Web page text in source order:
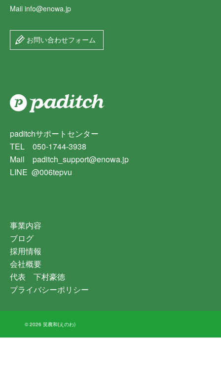
Mail info@enowa.jp
お問い合わせフォーム
paditchサポートセンター
TEL 050-1744-3938
Mail paditch_support@enowa.jp
LINE @006tepvu
事業内容
ブログ
採用情報
会社概要
代表 下村豪徳
プライバシーポリシー
© 2026 笑農和(えのわ)